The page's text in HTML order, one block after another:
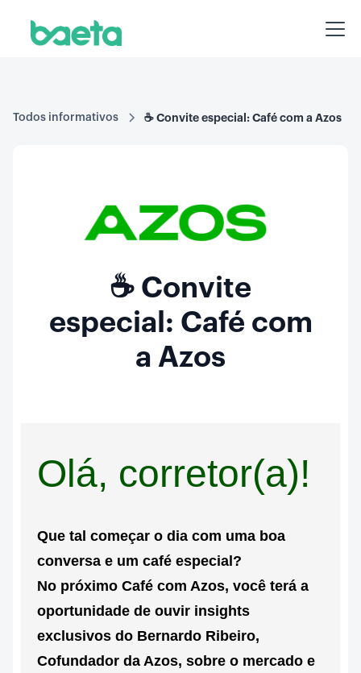
Todos informativos ☕ Convite especial: Café com a Azos
☕ Convite
especial: Café com
a Azos
Olá, corretor(a)!
Que tal começar o dia com uma boa
conversa e um café especial?
No próximo Café com Azos, você terá a
oportunidade de ouvir insights
exclusivos do Bernardo Ribeiro,
Cofundador da Azos, sobre o mercado e